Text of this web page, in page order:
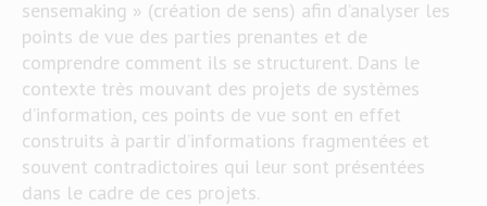
sensemaking » (création de sens) afin d’analyser les
points de vue des parties prenantes et de
comprendre comment ils se structurent. Dans le
contexte très mouvant des projets de systèmes
d’information, ces points de vue sont en effet
construits à partir d’informations fragmentées et
souvent contradictoires qui leur sont présentées
dans le cadre de ces projets.